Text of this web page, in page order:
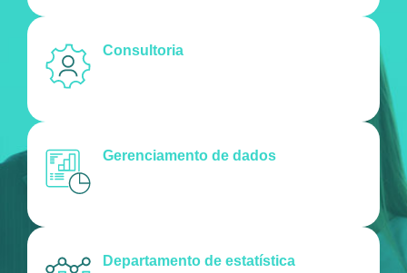
Consultoria
Gerenciamento de dados
Departamento de estatística